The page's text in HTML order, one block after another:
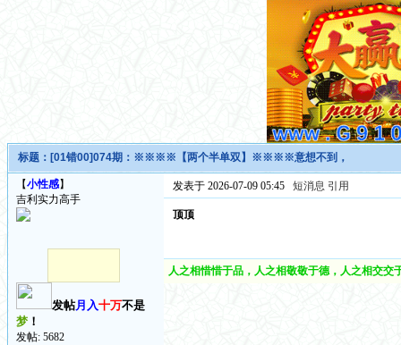
标题： [01错00]074期：※※※※【两个半单双】※※※※意想不到，
【小性感】
吉利实力高手
发帖月入十万不是
梦！
发帖: 5682
发表于 2026-07-09 05:45 短消息 引用
顶顶
人之相惜惜于品，人之相敬敬于德，人之相交